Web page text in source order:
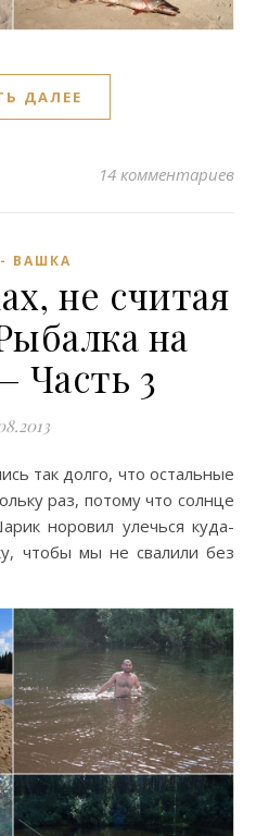
ДАЛЕЕ
14 комментариев
- ВАШКА
не считая
на
Часть 3
раз, потому что солнце
норовил улечься куда-
чтобы мы не свалили без